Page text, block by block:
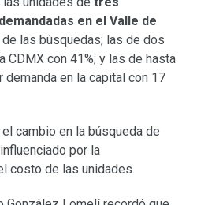
en el Valle de
las búsquedas; las de dos
CDMX con 41%; y las de hasta
demanda en la capital con 17
cambio en la búsqueda de
por la
costo de las unidades.